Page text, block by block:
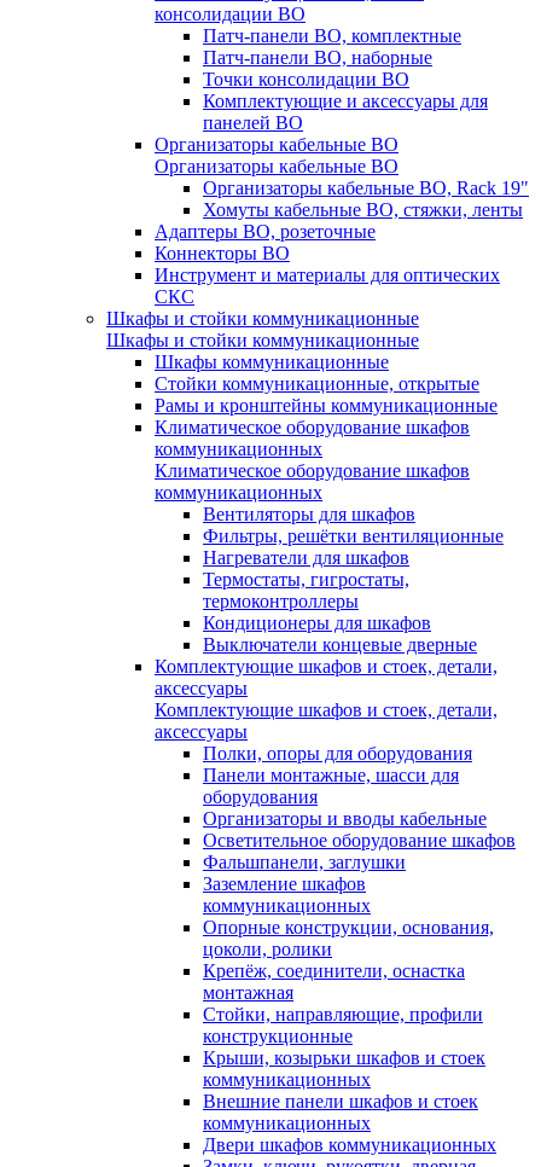
консолидации ВО
Патч-панели ВО, комплектные
Патч-панели ВО, наборные
Точки консолидации ВО
Комплектующие и аксессуары для
панелей ВО
Организаторы кабельные ВО
Организаторы кабельные ВО
Организаторы кабельные ВО, Rack 19"
Хомуты кабельные ВО, стяжки, ленты
Адаптеры ВО, розеточные
Коннекторы ВО
Инструмент и материалы для оптических
СКС
Шкафы и стойки коммуникационные
Шкафы и стойки коммуникационные
Шкафы коммуникационные
Стойки коммуникационные, открытые
Рамы и кронштейны коммуникационные
Климатическое оборудование шкафов
коммуникационных
Климатическое оборудование шкафов
коммуникационных
Вентиляторы для шкафов
Фильтры, решётки вентиляционные
Нагреватели для шкафов
Термостаты, гигростаты,
термоконтроллеры
Кондиционеры для шкафов
Выключатели концевые дверные
Комплектующие шкафов и стоек, детали,
аксессуары
Комплектующие шкафов и стоек, детали,
аксессуары
Полки, опоры для оборудования
Панели монтажные, шасси для
оборудования
Организаторы и вводы кабельные
Осветительное оборудование шкафов
Фальшпанели, заглушки
Заземление шкафов
коммуникационных
Опорные конструкции, основания,
цоколи, ролики
Крепёж, соединители, оснастка
монтажная
Стойки, направляющие, профили
конструкционные
Крыши, козырьки шкафов и стоек
коммуникационных
Внешние панели шкафов и стоек
коммуникационных
Двери шкафов коммуникационных